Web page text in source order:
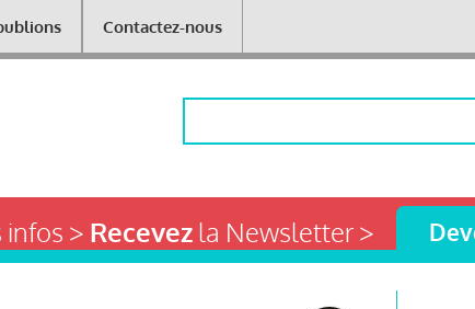
Contactez-nous
> Recevezla Newsletter >